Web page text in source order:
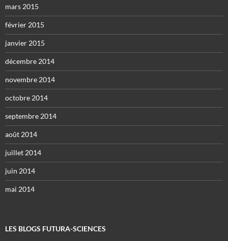
mars 2015
février 2015
janvier 2015
décembre 2014
novembre 2014
octobre 2014
septembre 2014
août 2014
juillet 2014
juin 2014
mai 2014
LES BLOGS FUTURA-SCIENCES